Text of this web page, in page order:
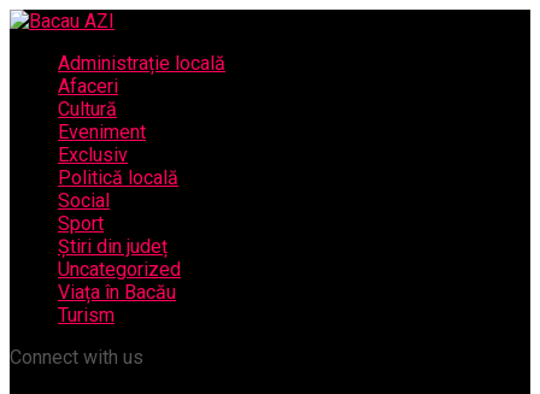
Administrație locală
Afaceri
Cultură
Eveniment
Exclusiv
Politică locală
Social
Sport
Știri din județ
Uncategorized
Viața în Bacău
Turism
Connect with us